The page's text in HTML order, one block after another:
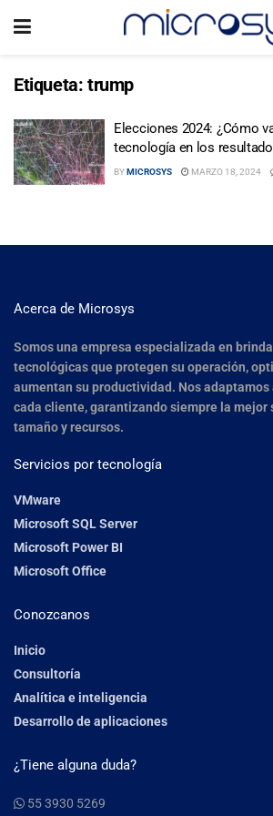
Etiqueta: trump
Elecciones 2024: ¿Cómo
tecnología en los
BYMICROSYS MARZO 18, 2024
Acerca de Microsys
Somos una empresa especializada en
tecnológicas que protegen su operación,
aumentan su productividad. Nos adaptamos
cada cliente, garantizando siempre la mejor
tamaño y recursos.
Servicios por tecnología
VMware
Microsoft SQL Server
Microsoft Power BI
Microsoft Office
Conozcanos
Inicio
Consultoría
Analítica e inteligencia
Desarrollo de aplicaciones
¿Tiene alguna duda?
55 3930 5269